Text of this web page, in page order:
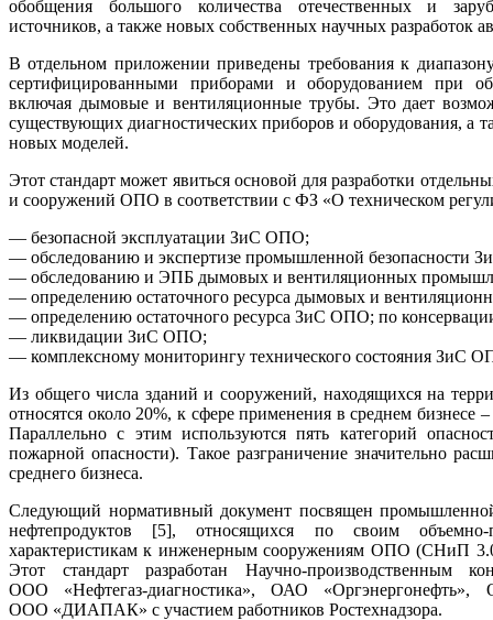
обобщения большого количества отечественных и
источников, а также новых собственных научных разработок
В отдельном приложении приведены требования к
сертифицированными приборами и оборудованием при
включая дымовые и вентиляционные трубы. Это дает
существующих диагностических приборов и оборудования, а
новых моделей.
Этот стандарт может явиться основой для разработки
и сооружений ОПО в соответствии с ФЗ «О техническом
— безопасной эксплуатации ЗиС ОПО;
— обследованию и экспертизе промышленной безопасности
— обследованию и ЭПБ дымовых и вентиляционных
— определению остаточного ресурса дымовых и
— определению остаточного ресурса ЗиС ОПО; по
— ликвидации ЗиС ОПО;
— комплексному мониторингу технического состояния ЗиС
Из общего числа зданий и сооружений, находящихся на
относятся около 20%, к сфере применения в среднем
Параллельно с этим используются пять категорий
пожарной опасности). Такое разграничение значительно
среднего бизнеса.
Следующий нормативный документ посвящен
нефтепродуктов [5], относящихся по своим
характеристикам к инженерным сооружениям ОПО (СНиП
Этот стандарт разработан Научно-производственным
ООО «Нефтегаз-диагностика», ОАО «Оргэнергонефть»,
ООО «ДИАПАК» с участием работников Ростехнадзора.